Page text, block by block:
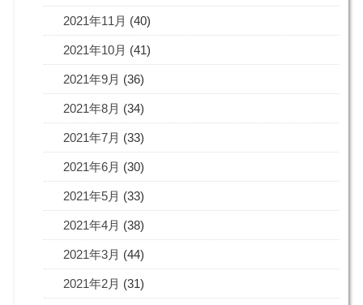
2021年11月 (40)
2021年10月 (41)
2021年9月 (36)
2021年8月 (34)
2021年7月 (33)
2021年6月 (30)
2021年5月 (33)
2021年4月 (38)
2021年3月 (44)
2021年2月 (31)